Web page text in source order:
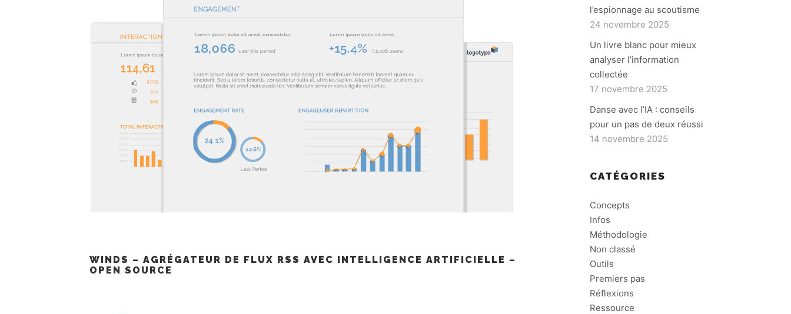
WINDS – AGRÉGATEUR DE FLUX RSS AVEC INTELLIGENCE ARTIFICIELLE –
OPEN SOURCE
l’espionnage au scoutisme
24 novembre 2025
Un livre blanc pour mieux
analyser l’information
collectée
17 novembre 2025
Danse avec l’IA : conseils
pour un pas de deux réussi
14 novembre 2025
CATÉGORIES
Concepts
Infos
Méthodologie
Non classé
Outils
Premiers pas
Réflexions
Ressource